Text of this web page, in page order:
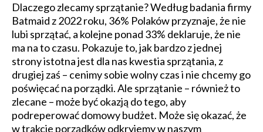
Dlaczego zlecamy sprzątanie? Według badania firmy
Batmaid z 2022 roku, 36% Polaków przyznaje, że nie
lubi sprzątać, a kolejne ponad 33% deklaruje, że nie
ma na to czasu. Pokazuje to, jak bardzo z jednej
strony istotna jest dla nas kwestia sprzątania, z
drugiej zaś – cenimy sobie wolny czas i nie chcemy go
poświęcać na porządki. Ale sprzątanie – również to
zlecane – może być okazją do tego, aby
podreperować domowy budżet. Może się okazać, że
w trakcie porządków odkryjemy w naszym